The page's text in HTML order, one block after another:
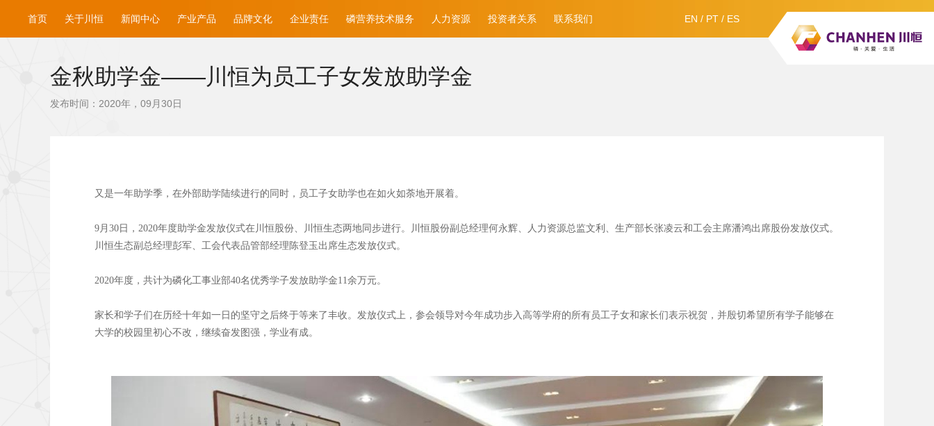
EN / PT / ES
首页 关于川恒 新闻中心 产业产品 品牌文化 企业责任 磷营养技术服务 人力资源 投资者关系 联系我们
金秋助学金——川恒为员工子女发放助学金
发布时间：2020年，09月30日
又是一年助学季，在外部助学陆续进行的同时，员工子女助学也在如火如荼地开展着。
9月30日，2020年度助学金发放仪式在川恒股份、川恒生态两地同步进行。川恒股份副总经理何永辉、人力资源总监文利、生产部长张凌云和工会主席潘鸿出席股份发放仪式。
川恒生态副总经理彭军、工会代表品管部经理陈登玉出席生态发放仪式。
2020年度，共计为磷化工事业部40名优秀学子发放助学金11余万元。
家长和学子们在历经十年如一日的坚守之后终于等来了丰收。发放仪式上，参会领导对今年成功步入高等学府的所有员工子女和家长们表示祝贺，并殷切希望所有学子能够在
大学的校园里初心不改，继续奋发图强，学业有成。